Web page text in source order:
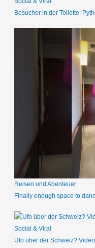
Besucher in der Toilette:
Reisen und Abenteuer
Finally enough space to
Social & Viral
Ufo über der Schweiz?